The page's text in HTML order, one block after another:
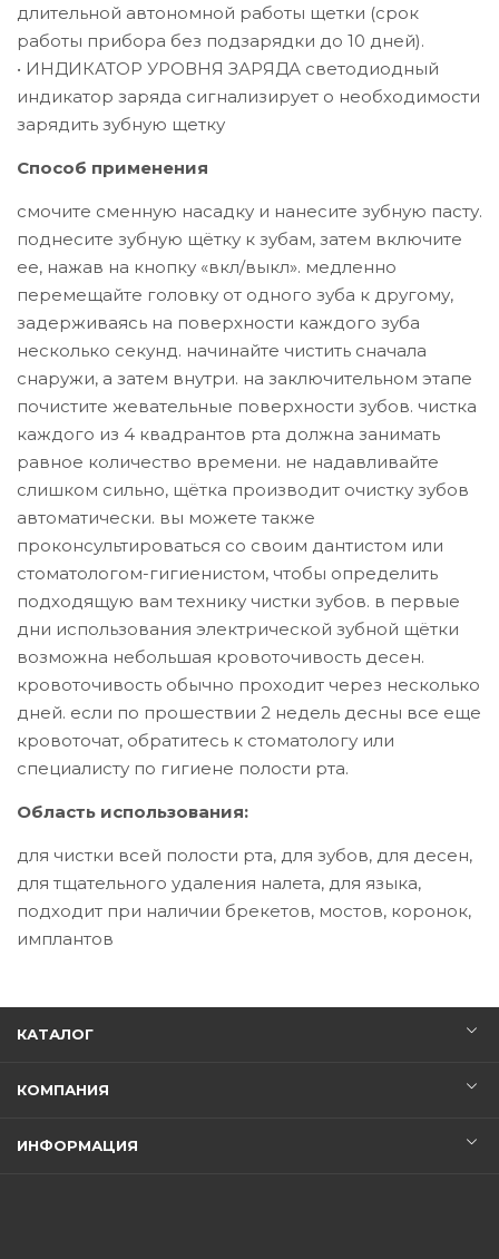
длительной автономной работы щетки (срок
работы прибора без подзарядки до 10 дней).
• ИНДИКАТОР УРОВНЯ ЗАРЯДА светодиодный
индикатор заряда сигнализирует о необходимости
зарядить зубную щетку
Способ применения
смочите сменную насадку и нанесите зубную пасту.
поднесите зубную щётку к зубам, затем включите
ее, нажав на кнопку «вкл/выкл». медленно
перемещайте головку от одного зуба к другому,
задерживаясь на поверхности каждого зуба
несколько секунд. начинайте чистить сначала
снаружи, а затем внутри. на заключительном этапе
почистите жевательные поверхности зубов. чистка
каждого из 4 квадрантов рта должна занимать
равное количество времени. не надавливайте
слишком сильно, щётка производит очистку зубов
автоматически. вы можете также
проконсультироваться со своим дантистом или
стоматологом-гигиенистом, чтобы определить
подходящую вам технику чистки зубов. в первые
дни использования электрической зубной щётки
возможна небольшая кровоточивость десен.
кровоточивость обычно проходит через несколько
дней. если по прошествии 2 недель десны все еще
кровоточат, обратитесь к стоматологу или
специалисту по гигиене полости рта.
Область использования:
для чистки всей полости рта, для зубов, для десен,
для тщательного удаления налета, для языка,
подходит при наличии брекетов, мостов, коронок,
имплантов
КАТАЛОГ
КОМПАНИЯ
ИНФОРМАЦИЯ